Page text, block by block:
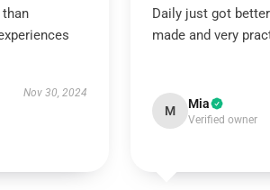
Nov 30, 2024
Daily just got
made and very
M Mia
Verified owner